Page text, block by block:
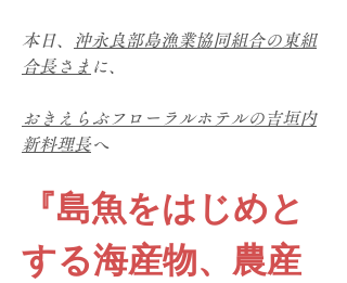
本日、
沖永良部島漁業協同組合の東組
合長さま に、
おきえらぶフローラルホテルの吉垣内
新料理長へ
『島魚をはじめと
する海産物、農産